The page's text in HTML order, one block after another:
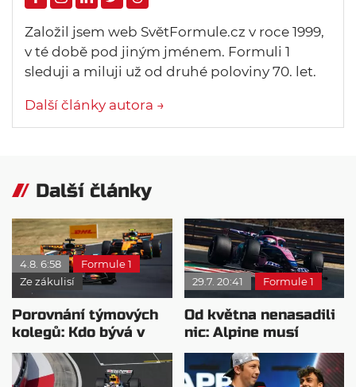
Založil jsem web SvětFormule.cz v roce 1999,
v té době pod jiným jménem. Formuli 1
sleduji a miluji už od druhé poloviny 70. let.
Další články autora →
Další články
4.8. 6:58
Formule 1
Ze zákulisí
Porovnání týmových
kolegů: Kdo bývá v
sobotu nejrychlejší?
29.7. 20:41 Formule 1
Od května nenasadili
nic: Alpine musí
přidat, jinak prohraje
válku